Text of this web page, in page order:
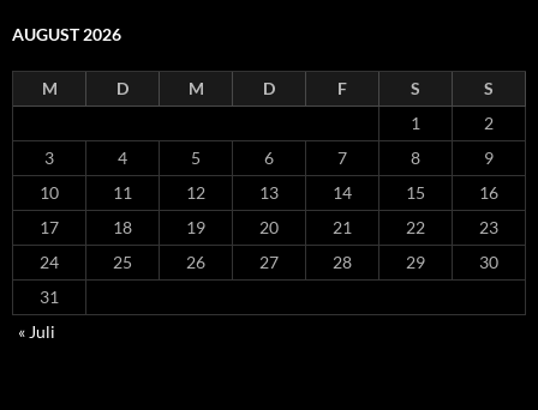
AUGUST 2026
M D M D F S
S
1
2
3
4 5 6 7 8
9
10
11 12 13 14 15
16
17
18 19 20 21 22
23
24
25 26 27 28 29
30
31
« Juli